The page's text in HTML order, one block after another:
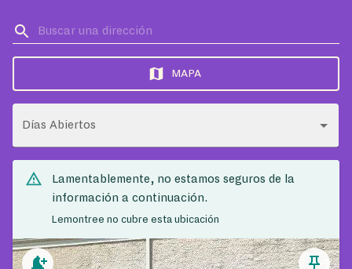
MAPA
Días Abiertos
Lamentablemente, no estamos seguros de la
información a continuación.
Lemontree no cubre esta ubicación